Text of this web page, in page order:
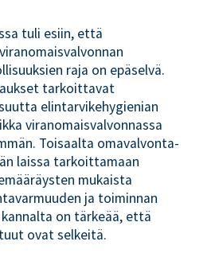
tuli esiin, että
raja on epäselvä.
tarkoittavat
elintarvikehygienian
viranomaisvalvonnassa
Toisaalta omavalvonta-
laissa tarkoittamaan
mukaista
ja toiminnan
on tärkeää, että
ovat selkeitä.